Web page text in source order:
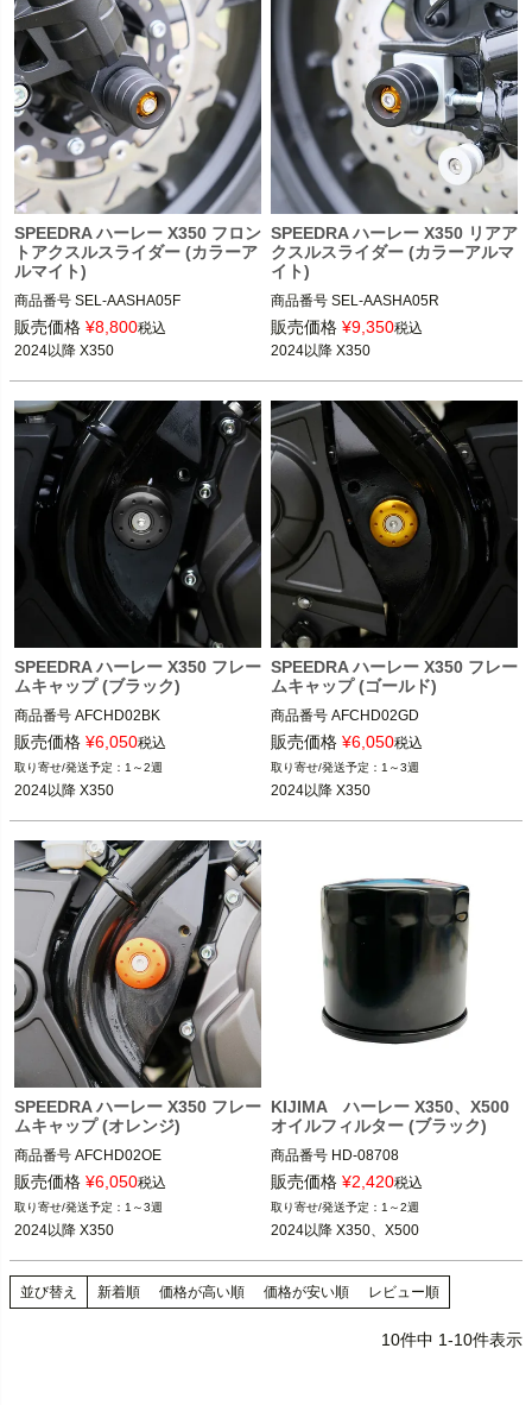
SPEEDRA ハーレー X350 フロン
トアクスルスライダー (カラーア
ルマイト)
商品番号 SEL-AASHA05F
販売価格 ¥8,800税込
2024以降 X350
SPEEDRA ハーレー X350 リアア
クスルスライダー (カラーアルマ
イト)
商品番号 SEL-AASHA05R
販売価格 ¥9,350税込
2024以降 X350
SPEEDRA ハーレー X350 フレー
ムキャップ (ブラック)
商品番号 AFCHD02BK
販売価格 ¥6,050税込
1～2週
2024以降 X350
SPEEDRA ハーレー X350 フレー
ムキャップ (ゴールド)
商品番号 AFCHD02GD
販売価格 ¥6,050税込
1～3週
2024以降 X350
SPEEDRA ハーレー X350 フレー
ムキャップ (オレンジ)
商品番号 AFCHD02OE
販売価格 ¥6,050税込
1～3週
2024以降 X350
KIJIMA ハーレー X350、X500
オイルフィルター (ブラック)
商品番号 HD-08708
販売価格 ¥2,420税込
1～2週
2024以降 X350、X500
並び替え 新着順 価格が高い順 価格が安い順 レビュー順
10件中 1-10件表示